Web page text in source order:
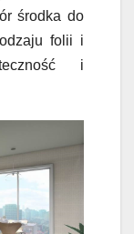
środka do
folii i
i